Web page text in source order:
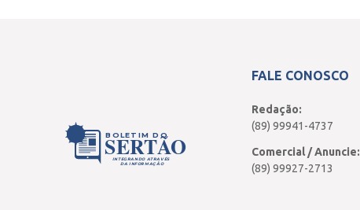
BOLETIM DO
SERTÃO
INTEGRANDO ATRAVÉS
DA INFORMAÇÃO
FALE CONOSCO
Redação:
(89) 99941-4737
Comercial / Anuncie:
(89) 99927-2713